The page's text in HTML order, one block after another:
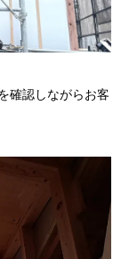
確認しながらお客